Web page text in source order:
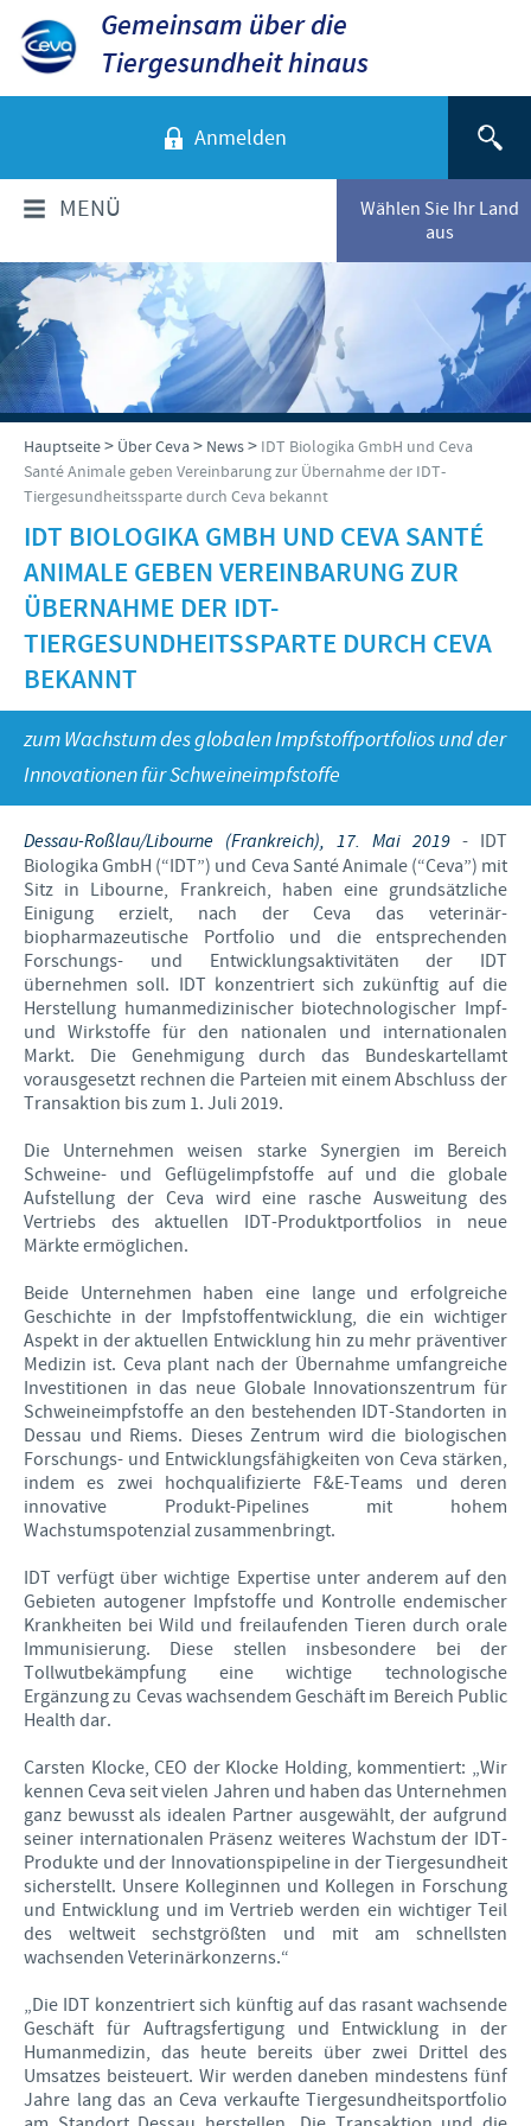
Gemeinsam über die
Tiergesundheit hinaus
Anmelden
Wählen Sie Ihr Land
aus
MENÜ
ÜBER CEVA
Das sind wir
Unsere Werte
Standort Düsseldorf
Standort Greifswald-Riems
Dr. Felgenträger
News
TIERARTEN
Hunde
Katzen
Rinder
Schweine
Geflügel
Schafe und Ziegen
PRODUKTE
Produkte für Nutztiere
Produkte für Heimtiere
VERANSTALTUNGEN
Online-Seminare
Präsenztermine
Vergangene Termine
KARRIERE
Internationale Positionen
Ihre Karriere bei Ceva
WEBSHOP
SERVICE
Downloads
Videos
Diagnostik-Formulare
Produktkatalog
Kontakt
Hauptseite> Über Ceva> News> IDT Biologika GmbH und Ceva
Santé Animale geben Vereinbarung zur Übernahme der IDT-
Tiergesundheitssparte durch Ceva bekannt
IDT BIOLOGIKA GMBH UND CEVA SANTÉ
ANIMALE GEBEN VEREINBARUNG ZUR
ÜBERNAHME DER IDT-
TIERGESUNDHEITSSPARTE DURCH CEVA
BEKANNT
zum Wachstum des globalen Impfstoffportfolios und der
Innovationen für Schweineimpfstoffe
Dessau-Roßlau/Libourne (Frankreich), 17. Mai 2019 - IDT
Biologika GmbH (“IDT”) und Ceva Santé Animale (“Ceva”) mit
Sitz in Libourne, Frankreich, haben eine grundsätzliche
Einigung erzielt, nach der Ceva das veterinär-
biopharmazeutische Portfolio und die entsprechenden
Forschungs- und Entwicklungsaktivitäten der IDT
übernehmen soll. IDT konzentriert sich zukünftig auf die
Herstellung humanmedizinischer biotechnologischer Impf-
und Wirkstoffe für den nationalen und internationalen
Markt. Die Genehmigung durch das Bundeskartellamt
vorausgesetzt rechnen die Parteien mit einem Abschluss der
Transaktion bis zum 1. Juli 2019.
Die Unternehmen weisen starke Synergien im Bereich
Schweine- und Geflügelimpfstoffe auf und die globale
Aufstellung der Ceva wird eine rasche Ausweitung des
Vertriebs des aktuellen IDT-Produktportfolios in neue
Märkte ermöglichen.
Beide Unternehmen haben eine lange und erfolgreiche
Geschichte in der Impfstoffentwicklung, die ein wichtiger
Aspekt in der aktuellen Entwicklung hin zu mehr präventiver
Medizin ist. Ceva plant nach der Übernahme umfangreiche
Investitionen in das neue Globale Innovationszentrum für
Schweineimpfstoffe an den bestehenden IDT-Standorten in
Dessau und Riems. Dieses Zentrum wird die biologischen
Forschungs- und Entwicklungsfähigkeiten von Ceva stärken,
indem es zwei hochqualifizierte F&E-Teams und deren
innovative Produkt-Pipelines mit hohem
Wachstumspotenzial zusammenbringt.
IDT verfügt über wichtige Expertise unter anderem auf den
Gebieten autogener Impfstoffe und Kontrolle endemischer
Krankheiten bei Wild und freilaufenden Tieren durch orale
Immunisierung. Diese stellen insbesondere bei der
Tollwutbekämpfung eine wichtige technologische
Ergänzung zu Cevas wachsendem Geschäft im Bereich Public
Health dar.
Carsten Klocke, CEO der Klocke Holding, kommentiert: „Wir
kennen Ceva seit vielen Jahren und haben das Unternehmen
ganz bewusst als idealen Partner ausgewählt, der aufgrund
seiner internationalen Präsenz weiteres Wachstum der IDT-
Produkte und der Innovationspipeline in der Tiergesundheit
sicherstellt. Unsere Kolleginnen und Kollegen in Forschung
und Entwicklung und im Vertrieb werden ein wichtiger Teil
des weltweit sechstgrößten und mit am schnellsten
wachsenden Veterinärkonzerns.“
„Die IDT konzentriert sich künftig auf das rasant wachsende
Geschäft für Auftragsfertigung und Entwicklung in der
Humanmedizin, das heute bereits über zwei Drittel des
Umsatzes beisteuert. Wir werden daneben mindestens fünf
Jahre lang das an Ceva verkaufte Tiergesundheitsportfolio